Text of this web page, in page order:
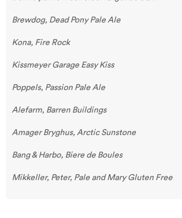
Brewdog, Dead Pony Pale Ale
Kona, Fire Rock
Kissmeyer Garage Easy Kiss
Poppels, Passion Pale Ale
Alefarm, Barren Buildings
Amager Bryghus, Arctic Sunstone
Bang & Harbo, Biere de Boules
Mikkeller, Peter, Pale and Mary Gluten Free